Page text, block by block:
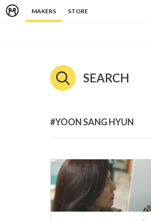
MAKERS STORE
SEARCH
#YOON SANG HYUN